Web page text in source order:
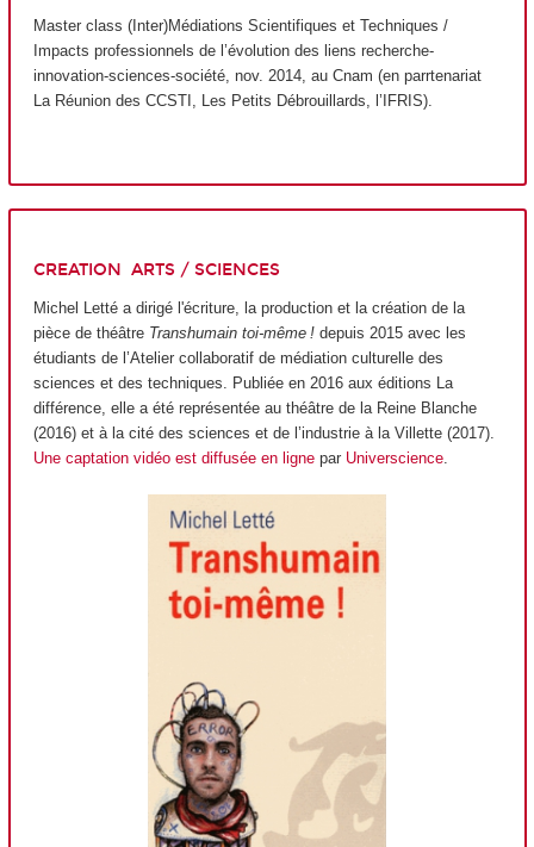
Master class (Inter)Médiations Scientifiques et Techniques /
Impacts professionnels de l’évolution des liens recherche-
innovation-sciences-société, nov. 2014, au Cnam (en parrtenariat
La Réunion des CCSTI, Les Petits Débrouillards, l’IFRIS).
CREATION ARTS / SCIENCES
Michel Letté a dirigé l'écriture, la production et la création de la
pièce de théâtre Transhumain toi-même ! depuis 2015 avec les
étudiants de l’Atelier collaboratif de médiation culturelle des
sciences et des techniques. Publiée en 2016 aux éditions La
différence, elle a été représentée au théâtre de la Reine Blanche
(2016) et à la cité des sciences et de l’industrie à la Villette (2017).
Une captation vidéo est diffusée en ligne par Universcience.